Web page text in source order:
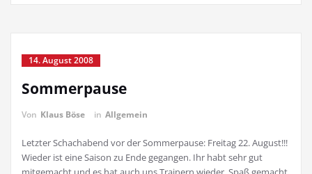
14. August 2008
Sommerpause
Von Klaus Böse in Allgemein
Letzter Schachabend vor der Sommerpause: Freitag 22. August!!!
Wieder ist eine Saison zu Ende gegangen. Ihr habt sehr gut